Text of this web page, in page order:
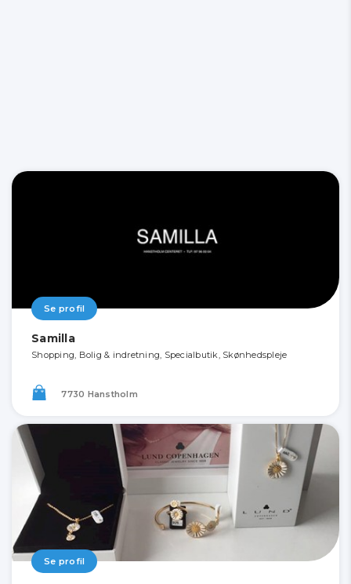
Se profil
Samilla
Shopping, Bolig & indretning, Specialbutik, Skønhedspleje
7730 Hanstholm
Se profil